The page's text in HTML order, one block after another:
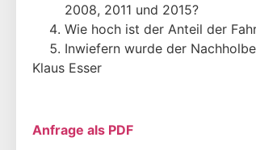
2008, 2011 und 2015?
Wie hoch ist der Anteil der
Inwiefern wurde der
Klaus Esser
Anfrage als PDF